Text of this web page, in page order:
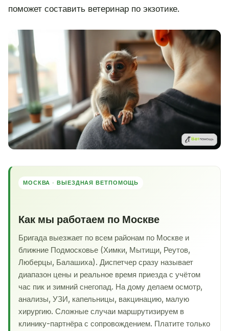
поможет составить ветеринар по экзотике.
МОСКВА · ВЫЕЗДНАЯ ВЕТПОМОЩЬ
Как мы работаем по Москве
Бригада выезжает по всем районам по Москве и
ближние Подмосковье (Химки, Мытищи, Реутов,
Люберцы, Балашиха). Диспетчер сразу называет
диапазон цены и реальное время приезда с учётом
час пик и зимний снегопад. На дому делаем осмотр,
анализы, УЗИ, капельницы, вакцинацию, малую
хирургию. Сложные случаи маршрутизируем в
клинику-партнёра с сопровождением. Платите только